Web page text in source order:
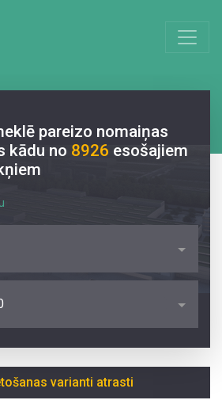
pareizo nomaiņas
kādu no 8926 esošajiem
varianti atrasti